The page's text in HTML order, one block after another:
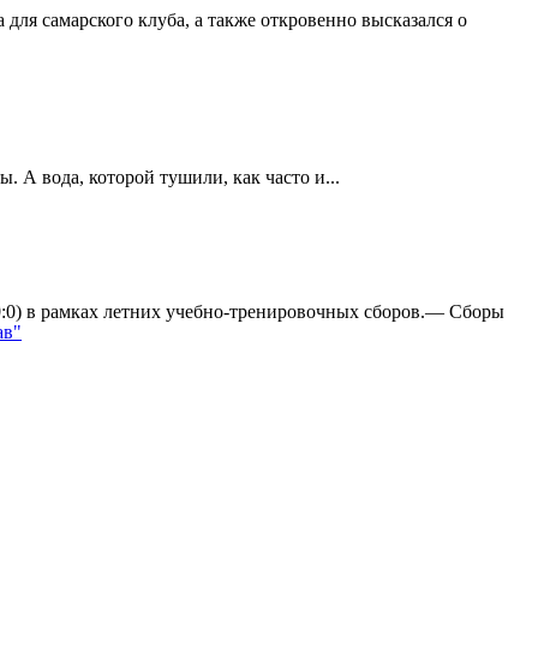
самарского клуба, а также откровенно высказался о
А вода, которой тушили, как часто и...
в рамках летних учебно-тренировочных сборов.— Сборы